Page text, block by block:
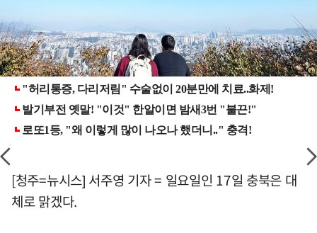
[청주=뉴시스] 서주영 기자 = 일요일인 17일 충북은 대
체로 맑겠다.